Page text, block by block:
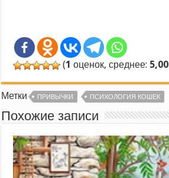
(1 оценок, среднее: 5,00
Метки ПРИВЫЧКИ ПСИХОЛОГИЯ КОШЕК
Похожие записи